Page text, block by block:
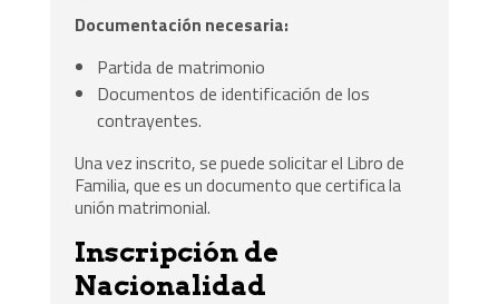
Documentación necesaria:
Partida de matrimonio
Documentos de identificación de los
contrayentes.
Una vez inscrito, se puede solicitar el Libro de
Familia, que es un documento que certifica la
unión matrimonial.
Inscripción de
Nacionalidad